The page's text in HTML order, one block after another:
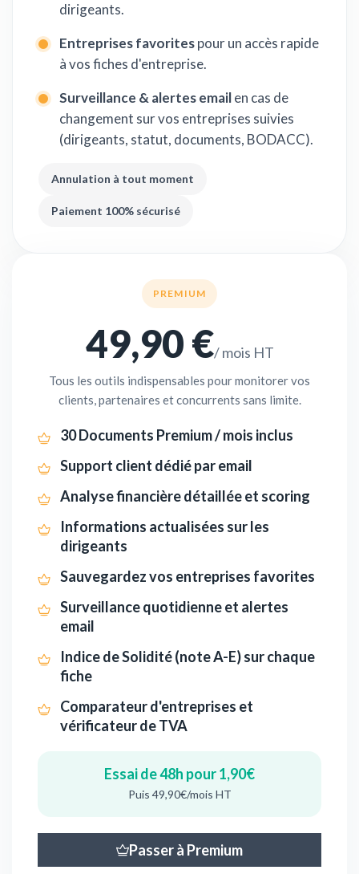
dirigeants.
Entreprises favoritespour un accès rapide
à vos fiches d'entreprise.
Surveillance & alertes emailen cas de
changement sur vos entreprises suivies
(dirigeants, statut, documents, BODACC).
Annulation à tout moment
Paiement 100% sécurisé
PREMIUM
49,90 €/ mois HT
Tous les outils indispensables pour monitorer vos
clients, partenaires et concurrents sans limite.
30 Documents Premium / mois inclus
Support client dédié par email
Analyse financière détaillée et scoring
Informations actualisées sur les
dirigeants
Sauvegardez vos entreprises favorites
Surveillance quotidienne et alertes
email
Indice de Solidité (note A-E) sur chaque
fiche
Comparateur d'entreprises et
vérificateur de TVA
Essai de 48h pour 1,90€
Puis 49,90€/mois HT
Passer à Premium